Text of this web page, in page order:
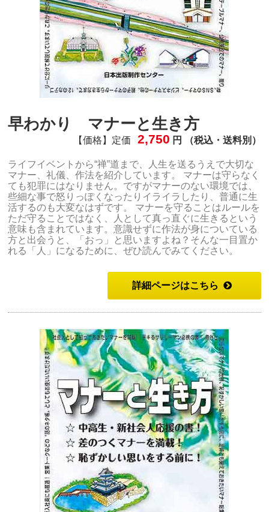
早わかり マナーと生き方
【価格】定価 2,750 円 （税込・送料別）
ライフイベントから“禅”道まで、人生を送るうえで大切な
マナー、礼儀、作法を紹介しています。 マナーは守らなく
ても犯罪にはなりません。ですがマナーのない環境では、
些細な事で怒りっぽくなったりイライラしたり、普通に生
活するのも大変なはずです。 マナーを守ることはルールを
ただ守ることではなく、人として真っ直ぐに生きるという
意味も含まれています。意識せずに作法が身についている
方と出会うと、「おっ」と思いますよね？そんな一目置か
れる「人」になるために、ぜひ読んでみてください。
詳細ページはこちら